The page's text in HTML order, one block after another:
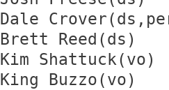
Dale
Brett Reed(ds)
Kim Shattuck(vo)
King Buzzo(vo)